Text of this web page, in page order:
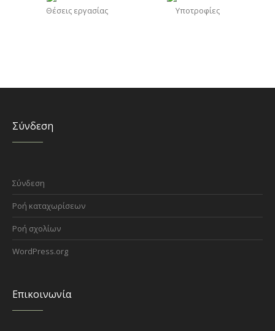
Θέσεις εργασίας Υποτροφίες
Σύνδεση
Σύνδεση
Ροή καταχωρίσεων
Ροή σχολίων
WordPress.org
Επικοινωνία